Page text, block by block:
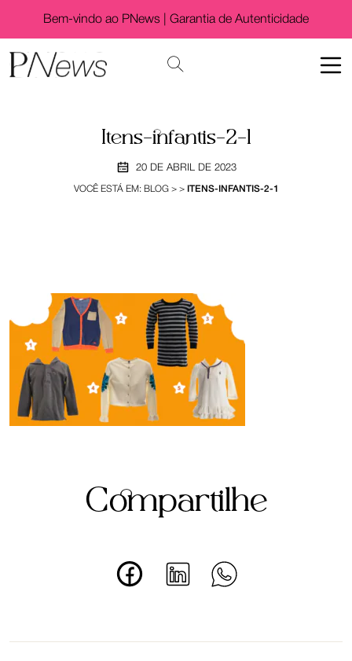
Bem-vindo ao PNews | Garantia de Autenticidade
Itens-infantis-2-1
20 DE ABRIL DE 2023
VOCÊ ESTÁ EM: BLOG> > ITENS-INFANTIS-2-1
Compartilhe